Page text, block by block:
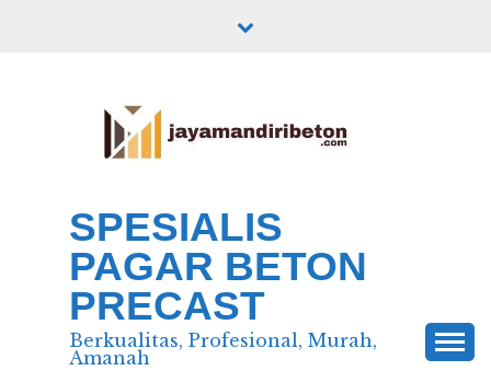
SPESIALIS
PAGAR BETON
PRECAST
Berkualitas, Profesional, Murah,
Amanah